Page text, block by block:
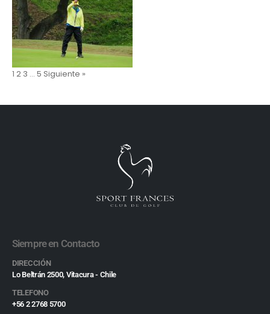
1 2 3 … 5 Siguiente »
Siempre en Contacto
DIRECCIÓN
Lo Beltrán 2500, Vitacura - Chile
TELEFONO
+56 2 2768 5700